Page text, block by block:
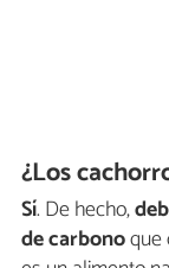
¿Los
Sí. De hecho,
de carbonoque